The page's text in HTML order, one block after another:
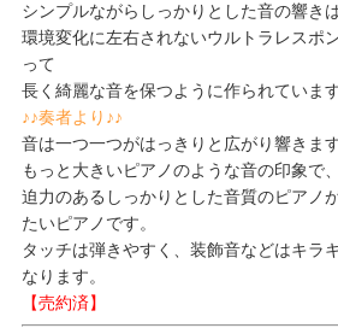
シンプルながらしっかりとした音の響き
環境変化に左右されないウルトラレスポ
って
長く綺麗な音を保つように作られています
♪♪奏者より♪♪
音は一つ一つがはっきりと広がり響きます
もっと大きいピアノのような音の印象で、
迫力のあるしっかりとした音質のピアノ
たいピアノです。
タッチは弾きやすく、装飾音などはキラ
なります。
【売約済】